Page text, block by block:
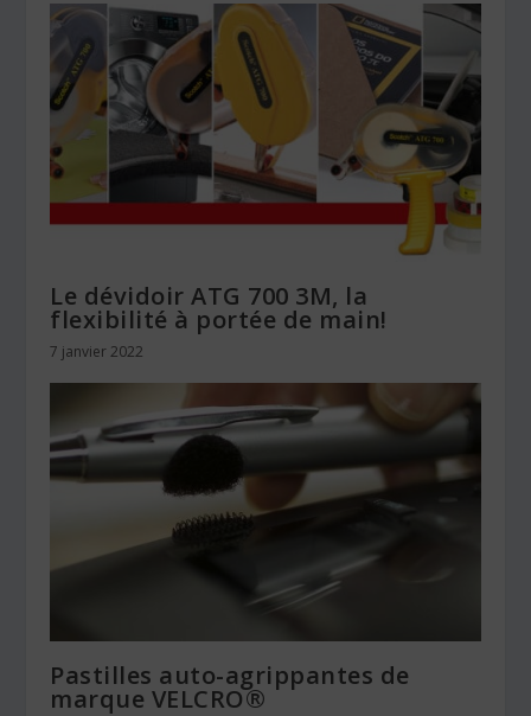
Le dévidoir ATG 700 3M, la
flexibilité à portée de main!
7 janvier 2022
Pastilles auto-agrippantes de
marque VELCRO®